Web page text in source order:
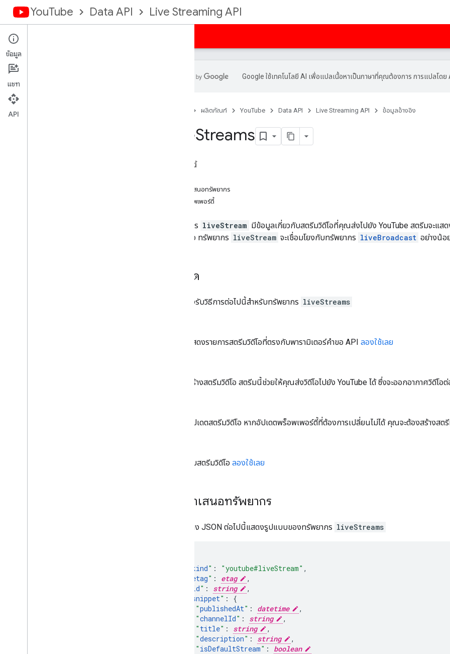
YouTube Data API Live Streaming API
สรุปทรัพยากร
การถ่ายทอดสด
Google ใช้เทคโนโลยี AI เพื่อแปลเนื้อหาเป็นภาษาที่คุณต้องการ การแปลโด
ผลิตภัณฑ์ YouTube Data API Live Streaming API ข้อมูลอ้างอิง
LiveStreams
ในหน้านี้
การนําเสนอทรัพยากร
พร็อพเพอร์ตี้
ทรัพยากร liveStream มีข้อมูลเกี่ยวกับสตรีมวิดีโอที่คุณส่งไปยัง YouTube สตรีมจะแสด
สร้างแล้ว ทรัพยากร liveStream จะเชื่อมโยงกับทรัพยากร liveBroadcast อย่างน้อ
เมธอด
API รองรับวิธีการต่อไปนี้สำหรับทรัพยากร liveStreams
แสดงรายการสตรีมวิดีโอที่ตรงกับพารามิเตอร์คำขอ API ลองใช้เลย
สร้างสตรีมวิดีโอ สตรีมนี้ช่วยให้คุณส่งวิดีโอไปยัง YouTube ได้ ซึ่งจะออกอากาศวิดีโอ
อัปเดตสตรีมวิดีโอ หากอัปเดตพร็อพเพอร์ตี้ที่ต้องการเปลี่ยนไม่ได้ คุณจะต้องสร้างส
ลบสตรีมวิดีโอ ลองใช้เลย
การนําเสนอทรัพยากร
โครงสร้าง JSON ต่อไปนี้แสดงรูปแบบของทรัพยากร liveStreams
kind" : "youtube#liveStream" ,
etag" : etag
,
id" : string
,
snippet" :
"publishedAt" : datetime
,
"channelId" : string
,
" title" : string
,
"description" : string
,
" isDefaultStream" :
boolean
ข้อมูล
แชท
API